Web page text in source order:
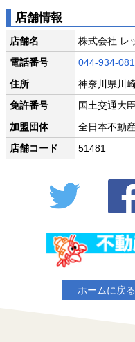
店舗情報
店舗名
株式会社 レ
電話番号
044-934-
住所
神奈川県川
免許番号
国土交通大
加盟団体
全日本不動
店舗コード
51481
Twitter
ホームに戻る